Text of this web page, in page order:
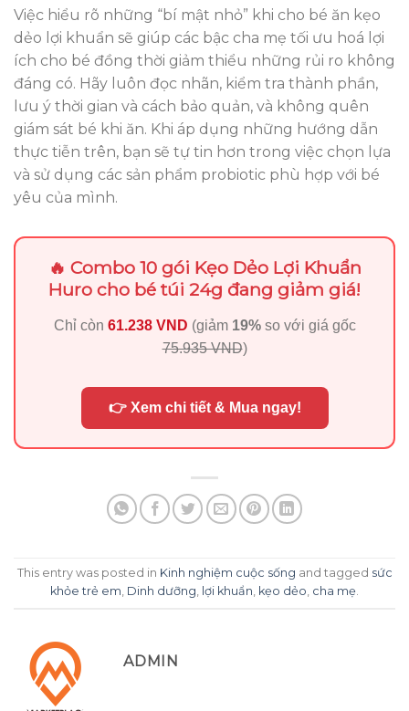
Việc hiểu rõ những “bí mật nhỏ” khi cho bé ăn kẹo
dẻo lợi khuẩn sẽ giúp các bậc cha mẹ tối ưu hoá lợi
ích cho bé đồng thời giảm thiểu những rủi ro không
đáng có. Hãy luôn đọc nhãn, kiểm tra thành phần,
lưu ý thời gian và cách bảo quản, và không quên
giám sát bé khi ăn. Khi áp dụng những hướng dẫn
thực tiễn trên, bạn sẽ tự tin hơn trong việc chọn lựa
và sử dụng các sản phẩm probiotic phù hợp với bé
yêu của mình.
🔥 Combo 10 gói Kẹo Dẻo Lợi Khuẩn
Huro cho bé túi 24g đang giảm giá!
Chỉ còn 61.238 VND (giảm 19%so với giá gốc
75.935 VND)
👉 Xem chi tiết & Mua ngay!
This entry was posted in Kinh nghiệm cuộc sống and tagged sức
khỏe trẻ em, Dinh dưỡng, lợi khuẩn, kẹo dẻo, cha mẹ.
ADMIN